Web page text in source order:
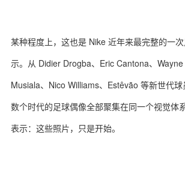
某种程度上，这也是 Nike 近年来最完整的一
示。从 Didier Drogba、Eric Cantona、
Musiala、Nico Williams、Estêvão 等新世代
数个时代的足球偶像全部聚集在同一个视觉体
表示：这些照片，只是开始。